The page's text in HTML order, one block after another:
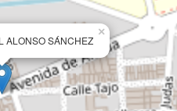
ALONSO SÁNCHEZ
×